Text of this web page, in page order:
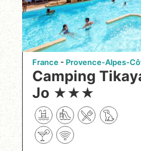
France Provence-Alpes-
Camping Tikayan Clau Mar
Jo ★★★